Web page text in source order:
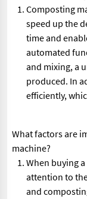
Composting
speed up the
time and
automated
and mixing, a
produced. In
efficiently,
What factors are
machine?
When buying
attention to
and